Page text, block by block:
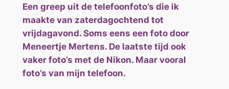
Een greep uit de telefoonfoto’s die ik
maakte van zaterdagochtend tot
vrijdagavond. Soms eens een foto door
Meneertje Mertens. De laatste tijd ook
vaker foto’s met de Nikon. Maar vooral
foto’s van mijn telefoon.